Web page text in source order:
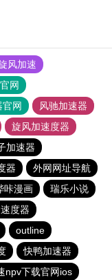
风加速
网
官网
风驰加速器
旋风加速度器
加速器
器
外网网址导航
咔漫画
瑞乐小说
度器
outline
快鸭加速器
npv下载官网ios